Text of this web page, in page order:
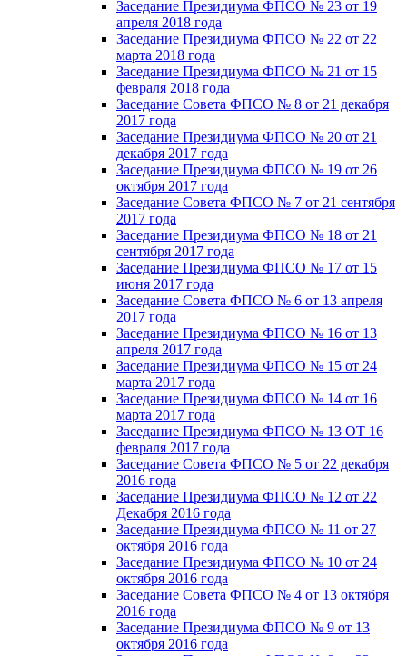
Заседание Президиума ФПСО № 23 от 19
апреля 2018 года
Заседание Президиума ФПСО № 22 от 22
марта 2018 года
Заседание Президиума ФПСО № 21 от 15
февраля 2018 года
Заседание Совета ФПСО № 8 от 21 декабря
2017 года
Заседание Президиума ФПСО № 20 от 21
декабря 2017 года
Заседание Президиума ФПСО № 19 от 26
октября 2017 года
Заседание Совета ФПСО № 7 от 21 сентября
2017 года
Заседание Президиума ФПСО № 18 от 21
сентября 2017 года
Заседание Президиума ФПСО № 17 от 15
июня 2017 года
Заседание Совета ФПСО № 6 от 13 апреля
2017 года
Заседание Президиума ФПСО № 16 от 13
апреля 2017 года
Заседание Президиума ФПСО № 15 от 24
марта 2017 года
Заседание Президиума ФПСО № 14 от 16
марта 2017 года
Заседание Президиума ФПСО № 13 ОТ 16
февраля 2017 года
Заседание Совета ФПСО № 5 от 22 декабря
2016 года
Заседание Президиума ФПСО № 12 от 22
Декабря 2016 года
Заседание Президиума ФПСО № 11 от 27
октября 2016 года
Заседание Президиума ФПСО № 10 от 24
октября 2016 года
Заседание Совета ФПСО № 4 от 13 октября
2016 года
Заседание Президиума ФПСО № 9 от 13
октября 2016 года